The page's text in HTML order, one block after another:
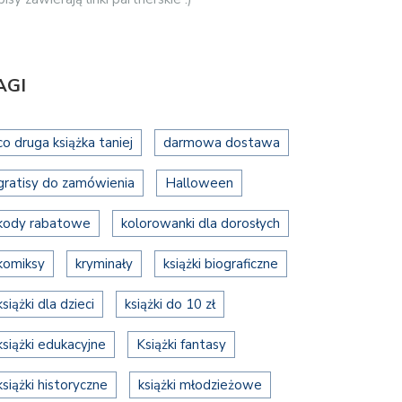
druga książka taniej darmowa dostawa
do zamówienia Halloween
rabatowe kolorowanki dla dorosłych
kryminały książki biograficzne
dla dzieci książki do 10 zł
edukacyjne Książki fantasy
historyczne książki młodzieżowe